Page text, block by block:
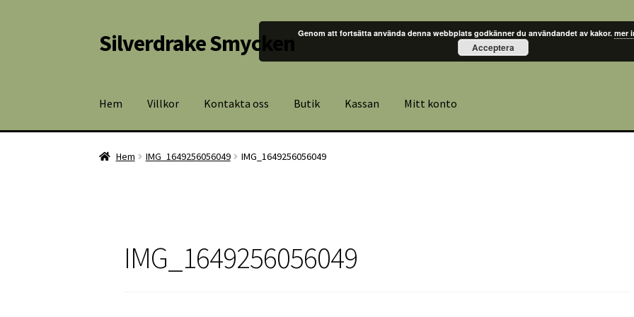
Hoppa
till
Hoppa
till
Silverdrake Smycken
Hem Villkor Kontakta oss Butik Kassan Mitt konto
Hem IMG_1649256056049 IMG_1649256056049
IMG_1649256056049
Genom att fortsätta använda denna webbplats godkänner du användandet av kakor. mer
Acceptera